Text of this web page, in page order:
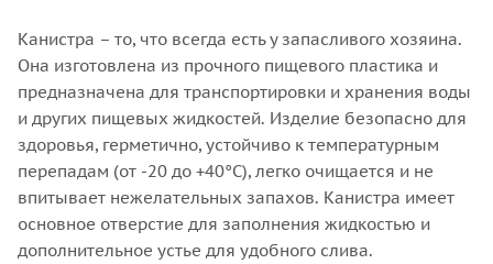
Канистра – то, что всегда есть у запасливого хозяина.
Она изготовлена из прочного пищевого пластика и
предназначена для транспортировки и хранения воды
и других пищевых жидкостей. Изделие безопасно для
здоровья, герметично, устойчиво к температурным
перепадам (от -20 до +40°С), легко очищается и не
впитывает нежелательных запахов. Канистра имеет
основное отверстие для заполнения жидкостью и
дополнительное устье для удобного слива.